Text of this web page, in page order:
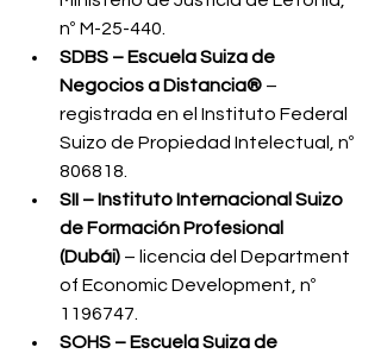
nº M-25-440.
SDBS – Escuela Suiza de
Negocios a Distancia® –
registrada en el Instituto Federal
Suizo de Propiedad Intelectual, nº
806818.
SII – Instituto Internacional Suizo
de Formación Profesional
(Dubái) – licencia del Department
of Economic Development, nº
1196747.
SOHS – Escuela Suiza de